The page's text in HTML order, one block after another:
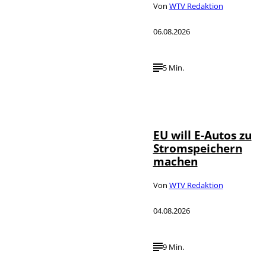
Von WTV Redaktion
06.08.2026
5 Min.
EU will E-Autos zu
Stromspeichern
machen
Von WTV Redaktion
04.08.2026
9 Min.